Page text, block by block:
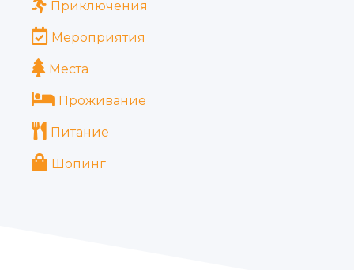
Приключения
Мероприятия
Места
Проживание
Питание
Шопинг